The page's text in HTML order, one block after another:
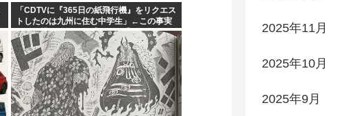
「CDTVに『365日の紙飛行機』をリクエス
トしたのは九州に住む中学生」←この事実
って結構デカいよな【AKB48】
2025年11月
2025年10月
2025年9月